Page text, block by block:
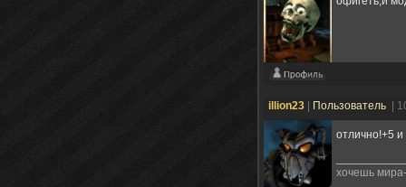
illion23 Пользователь |
отлично!+5
хочешь